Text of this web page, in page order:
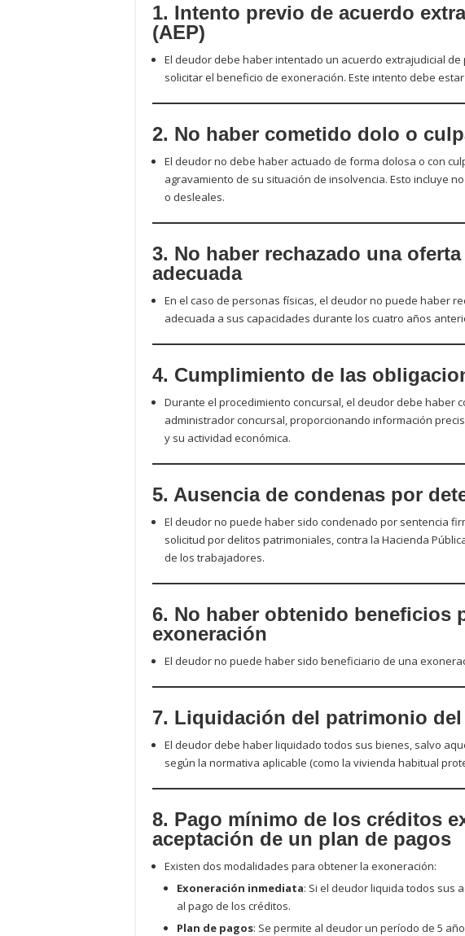
1. Intento previo de acuerdo
(AEP)
El deudor debe haber intentado un acuerdo extrajudicial
solicitar el beneficio de exoneración. Este intento debe
2. No haber cometido dolo o
El deudor no debe haber actuado de forma dolosa o con
agravamiento de su situación de insolvencia. Esto incluye
o desleales.
3. No haber rechazado una
adecuada
En el caso de personas físicas, el deudor no puede haber
adecuada a sus capacidades durante los cuatro años
4. Cumplimiento de las
Durante el procedimiento concursal, el deudor debe haber
administrador concursal, proporcionando información
y su actividad económica.
5. Ausencia de condenas por
El deudor no puede haber sido condenado por sentencia
solicitud por delitos patrimoniales, contra la Hacienda
de los trabajadores.
6. No haber obtenido beneficios
exoneración
El deudor no puede haber sido beneficiario de una
7. Liquidación del patrimonio
El deudor debe haber liquidado todos sus bienes, salvo
según la normativa aplicable (como la vivienda habitual
8. Pago mínimo de los créditos
aceptación de un plan de pagos
Existen dos modalidades para obtener la exoneración:
Exoneración inmediata: Si el deudor liquida todos sus
al pago de los créditos.
Plan de pagos: Se permite al deudor un período de 5